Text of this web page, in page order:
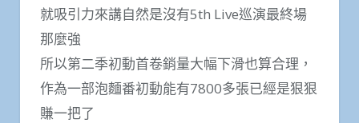
就吸引力來講自然是沒有5th Live巡演最終場
那麼強
所以第二季初動首卷銷量大幅下滑也算合理，
作為一部泡麵番初動能有7800多張已經是狠狠
賺一把了